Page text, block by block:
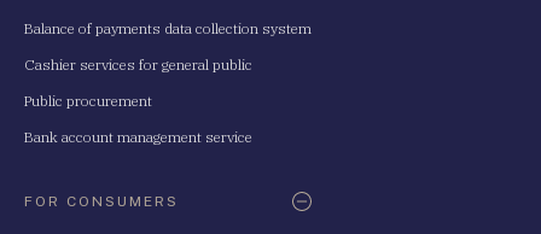
Balance of payments data collection system
Cashier services for general public
Public procurement
Bank account management service
FOR CONSUMERS